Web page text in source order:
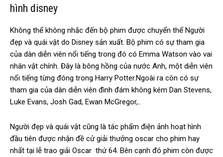
hình disney
Không thể không nhắc đến bộ phim được chuyển thể Người
đẹp và quái vật do Disney sản xuất. Bộ phim có sự tham gia
của dàn diễn viên nổi tiếng trong đó có Emma Watson vào vai
nhân vật chính. Đây là bông hồng của nước Anh, một diễn viên
nổi tiếng từng đóng trong Harry Potter.Ngoài ra còn có sự
tham gia của dàn diễn viên đình đám không kém Dan Stevens,
Luke Evans, Josh Gad, Ewan McGregor,..
Người đẹp và quái vật cũng là tác phẩm điện ảnh hoạt hình
đầu tiên được nhận đề cử giải thưởng oscar cho phim hay
nhất tại lễ trao giải Oscar thứ 64. Bên cạnh đó phim còn được